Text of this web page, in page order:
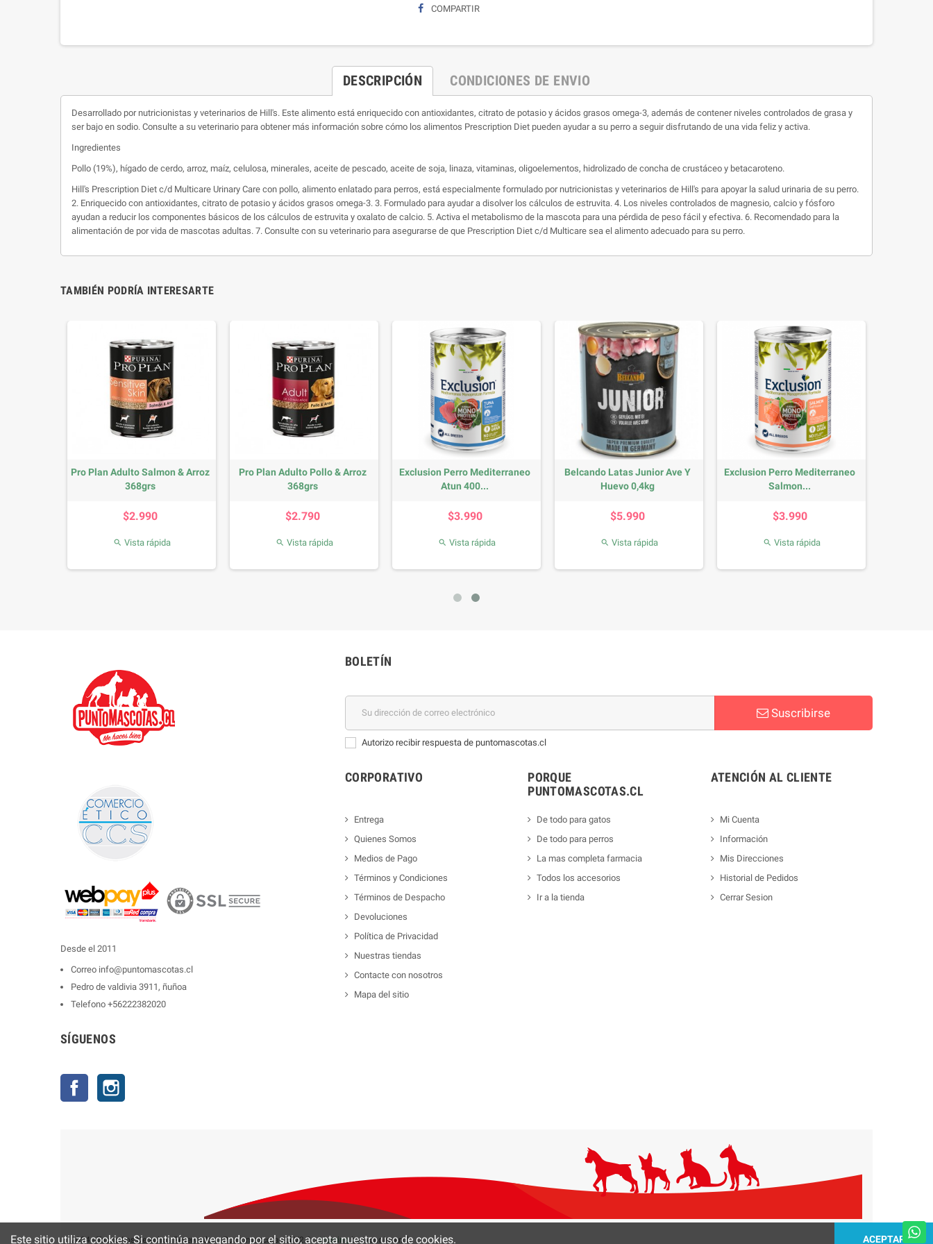
COMPARTIR
DESCRIPCIÓN CONDICIONES DE ENVIO
Desarrollado por nutricionistas y veterinarios de Hill's. Este alimento está enriquecido con antioxidantes, citrato de potasio y ácidos grasos omega-3, además de contener niveles controlados de grasa y
ser bajo en sodio. Consulte a su veterinario para obtener más información sobre cómo los alimentos Prescription Diet pueden ayudar a su perro a seguir disfrutando de una vida feliz y activa.
Ingredientes
Pollo (19%), hígado de cerdo, arroz, maíz, celulosa, minerales, aceite de pescado, aceite de soja, linaza, vitaminas, oligoelementos, hidrolizado de concha de crustáceo y betacaroteno.
Hill's Prescription Diet c/d Multicare Urinary Care con pollo, alimento enlatado para perros, está especialmente formulado por nutricionistas y veterinarios de Hill's para apoyar la salud urinaria de su perro.
2. Enriquecido con antioxidantes, citrato de potasio y ácidos grasos omega-3. 3. Formulado para ayudar a disolver los cálculos de estruvita. 4. Los niveles controlados de magnesio, calcio y fósforo
ayudan a reducir los componentes básicos de los cálculos de estruvita y oxalato de calcio. 5. Activa el metabolismo de la mascota para una pérdida de peso fácil y efectiva. 6. Recomendado para la
alimentación de por vida de mascotas adultas. 7. Consulte con su veterinario para asegurarse de que Prescription Diet c/d Multicare sea el alimento adecuado para su perro.
TAMBIÉN PODRÍA INTERESARTE
Pro Plan Adulto Salmon & Arroz
368grs
$2.990
 Vista rápida
Pro Plan Adulto Pollo & Arroz
368grs
$2.790
 Vista rápida
Exclusion Perro Mediterraneo
Atun 400...
$3.990
 Vista rápida
Belcando Latas Junior Ave Y
Huevo 0,4kg
$5.990
 Vista rápida
Exclusion Perro Mediterraneo
Salmon...
$3.990
 Vista rápida
Desde el 2011
Correo info@puntomascotas.cl
Pedro de valdivia 3911, ñuñoa
Telefono +56222382020
SÍGUENOS
Facebook
BOLETÍN
Suscribirse
Autorizo recibir respuesta de puntomascotas.cl
CORPORATIVO
Entrega
Quienes Somos
Medios de Pago
Términos y Condiciones
Términos de Despacho
Devoluciones
Política de Privacidad
Nuestras tiendas
Contacte con nosotros
Mapa del sitio
PORQUE
PUNTOMASCOTAS.CL
De todo para gatos
De todo para perros
La mas completa farmacia
Todos los accesorios
Ir a la tienda
ATENCIÓN AL CLIENTE
Mi Cuenta
Información
Mis Direcciones
Historial de Pedidos
Cerrar Sesion
2024 - Todos Los Derechos Reservados - Puntomascotas.cl V2.0 -Hostingby tecnoinver.cl
Este sitio utiliza cookies. Si continúa navegando por el sitio, acepta nuestro uso de cookies. ACEPTAR